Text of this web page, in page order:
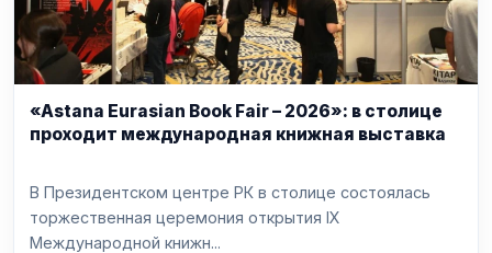
«Astana Eurasian Book Fair – 2026»: в столице
проходит международная книжная выставка
В Президентском центре РК в столице состоялась
торжественная церемония открытия IX
Международной книжн...